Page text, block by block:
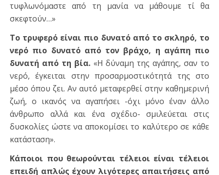
τυφλωνόμαστε από τη μανία να μάθουμε τί θα
σκεφτούν…»
Το τρυφερό είναι πιο δυνατό από το σκληρό, το
νερό πιο δυνατό από τον βράχο, η αγάπη πιο
δυνατή από τη βία.«Η δύναμη της αγάπης, σαν το
νερό, έγκειται στην προσαρμοστικότητά της στο
μέσο όπου ζει. Αν αυτό μεταφερθεί στην καθημερινή
ζωή, ο ικανός να αγαπήσει -όχι μόνο έναν άλλο
άνθρωπο αλλά και ένα σχέδιο- σμιλεύεται στις
δυσκολίες ώστε να αποκομίσει το καλύτερο σε κάθε
κατάσταση».
Κάποιοι που θεωρούνται τέλειοι είναι τέλειοι
επειδή απλώς έχουν λιγότερες απαιτήσεις από